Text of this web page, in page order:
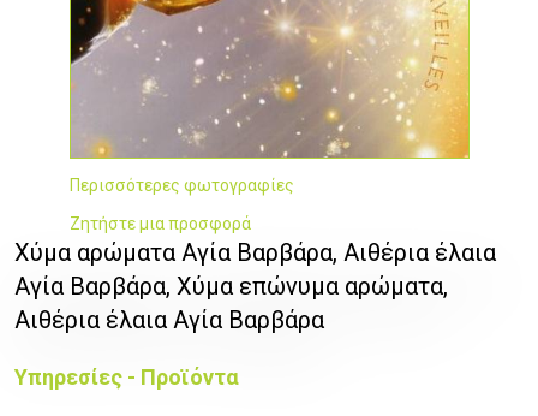
Περισσότερες φωτογραφίες
Ζητήστε μια προσφορά
Χύμα αρώματα Αγία Βαρβάρα, Αιθέρια έλαια
Αγία Βαρβάρα, Χύμα επώνυμα αρώματα,
Αιθέρια έλαια Αγία Βαρβάρα
Υπηρεσίες - Προϊόντα